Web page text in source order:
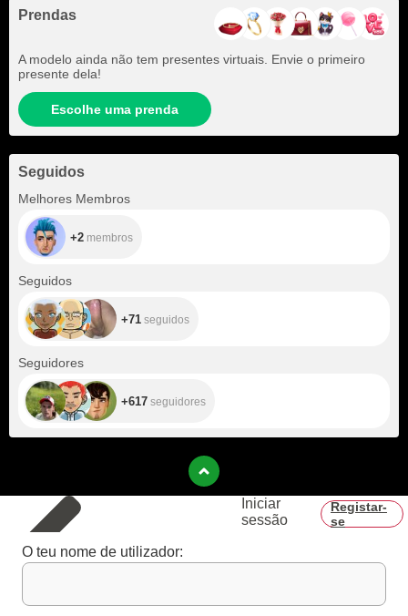
Prendas
A modelo ainda não tem presentes virtuais. Envie o primeiro
presente dela!
Escolhe uma prenda
Seguidos
Melhores Membros
+2
+2 membros
Seguidos
+71 seguidos
Seguidores
+617 seguidores
Iniciar
sessão
Registar-
se
O teu nome de utilizador: